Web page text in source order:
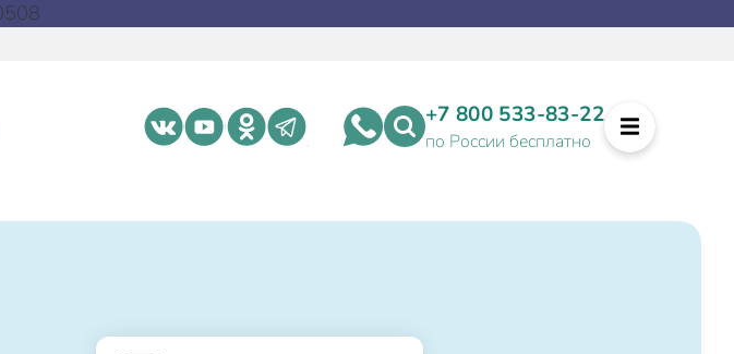
+7 800 533-83-22
по России бесплатно